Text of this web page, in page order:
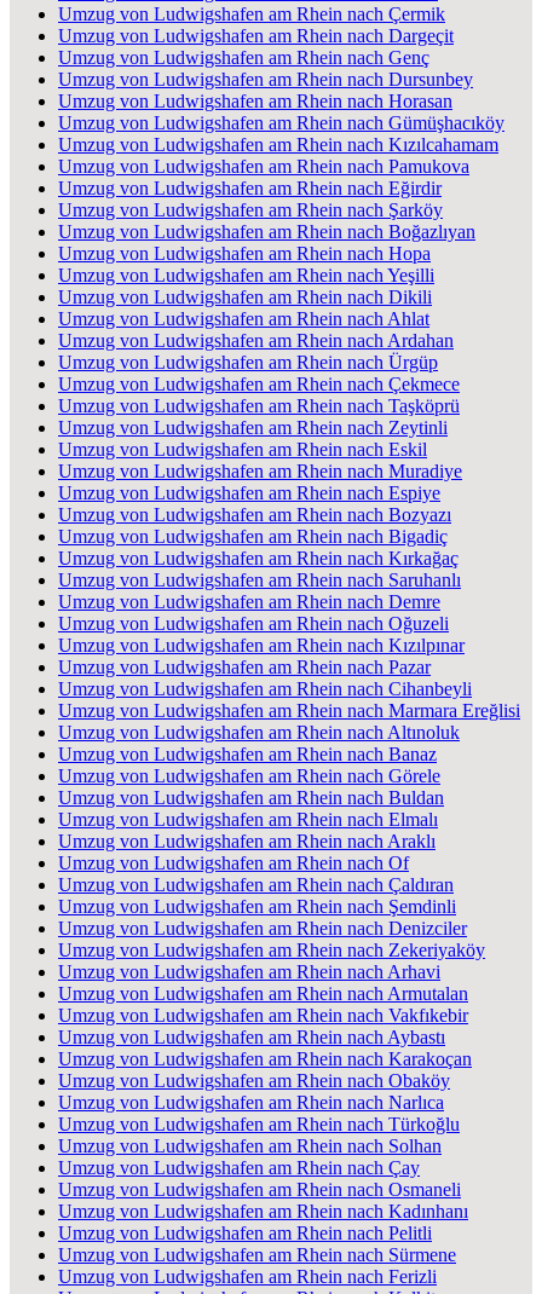
Umzug von Ludwigshafen am Rhein nach Çermik
Umzug von Ludwigshafen am Rhein nach Dargeçit
Umzug von Ludwigshafen am Rhein nach Genç
Umzug von Ludwigshafen am Rhein nach Dursunbey
Umzug von Ludwigshafen am Rhein nach Horasan
Umzug von Ludwigshafen am Rhein nach Gümüşhacıköy
Umzug von Ludwigshafen am Rhein nach Kızılcahamam
Umzug von Ludwigshafen am Rhein nach Pamukova
Umzug von Ludwigshafen am Rhein nach Eğirdir
Umzug von Ludwigshafen am Rhein nach Şarköy
Umzug von Ludwigshafen am Rhein nach Boğazlıyan
Umzug von Ludwigshafen am Rhein nach Hopa
Umzug von Ludwigshafen am Rhein nach Yeşilli
Umzug von Ludwigshafen am Rhein nach Dikili
Umzug von Ludwigshafen am Rhein nach Ahlat
Umzug von Ludwigshafen am Rhein nach Ardahan
Umzug von Ludwigshafen am Rhein nach Ürgüp
Umzug von Ludwigshafen am Rhein nach Çekmece
Umzug von Ludwigshafen am Rhein nach Taşköprü
Umzug von Ludwigshafen am Rhein nach Zeytinli
Umzug von Ludwigshafen am Rhein nach Eskil
Umzug von Ludwigshafen am Rhein nach Muradiye
Umzug von Ludwigshafen am Rhein nach Espiye
Umzug von Ludwigshafen am Rhein nach Bozyazı
Umzug von Ludwigshafen am Rhein nach Bigadiç
Umzug von Ludwigshafen am Rhein nach Kırkağaç
Umzug von Ludwigshafen am Rhein nach Saruhanlı
Umzug von Ludwigshafen am Rhein nach Demre
Umzug von Ludwigshafen am Rhein nach Oğuzeli
Umzug von Ludwigshafen am Rhein nach Kızılpınar
Umzug von Ludwigshafen am Rhein nach Pazar
Umzug von Ludwigshafen am Rhein nach Cihanbeyli
Umzug von Ludwigshafen am Rhein nach Marmara Ereğlisi
Umzug von Ludwigshafen am Rhein nach Altınoluk
Umzug von Ludwigshafen am Rhein nach Banaz
Umzug von Ludwigshafen am Rhein nach Görele
Umzug von Ludwigshafen am Rhein nach Buldan
Umzug von Ludwigshafen am Rhein nach Elmalı
Umzug von Ludwigshafen am Rhein nach Araklı
Umzug von Ludwigshafen am Rhein nach Of
Umzug von Ludwigshafen am Rhein nach Çaldıran
Umzug von Ludwigshafen am Rhein nach Şemdinli
Umzug von Ludwigshafen am Rhein nach Denizciler
Umzug von Ludwigshafen am Rhein nach Zekeriyaköy
Umzug von Ludwigshafen am Rhein nach Arhavi
Umzug von Ludwigshafen am Rhein nach Armutalan
Umzug von Ludwigshafen am Rhein nach Vakfıkebir
Umzug von Ludwigshafen am Rhein nach Aybastı
Umzug von Ludwigshafen am Rhein nach Karakoçan
Umzug von Ludwigshafen am Rhein nach Obaköy
Umzug von Ludwigshafen am Rhein nach Narlıca
Umzug von Ludwigshafen am Rhein nach Türkoğlu
Umzug von Ludwigshafen am Rhein nach Solhan
Umzug von Ludwigshafen am Rhein nach Çay
Umzug von Ludwigshafen am Rhein nach Osmaneli
Umzug von Ludwigshafen am Rhein nach Kadınhanı
Umzug von Ludwigshafen am Rhein nach Pelitli
Umzug von Ludwigshafen am Rhein nach Sürmene
Umzug von Ludwigshafen am Rhein nach Ferizli